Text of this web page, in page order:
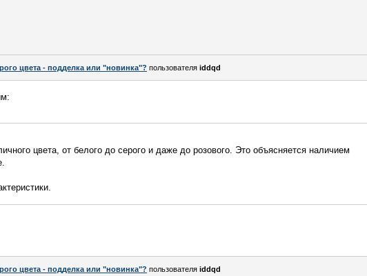
цвета - подделка или "новинка"? пользователя iddqd
цвета, от белого до серого и даже до розового. Это объясняется наличием
цвета - подделка или "новинка"? пользователя iddqd